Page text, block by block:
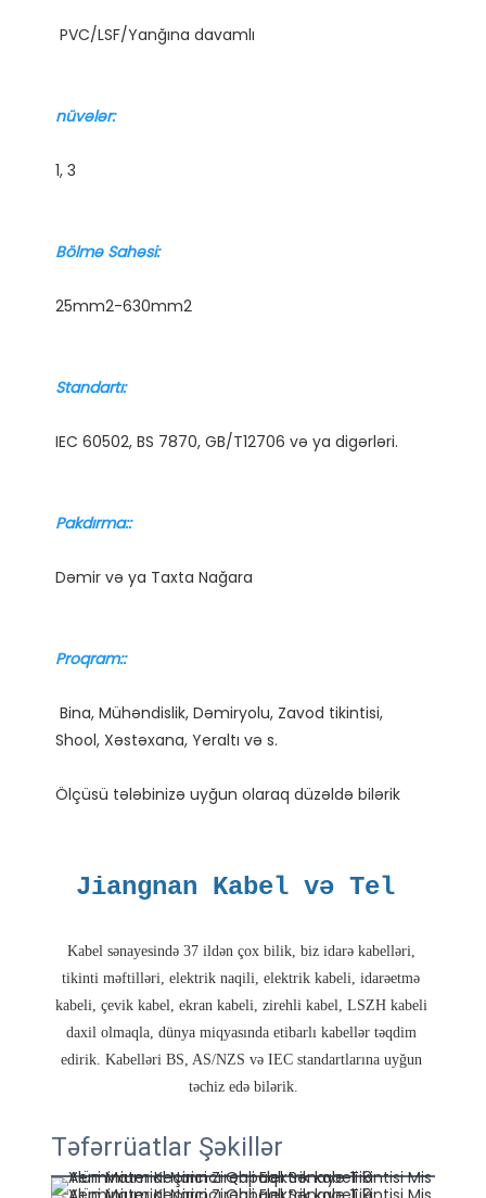
Proqram::
Bina, Mühəndislik, Dəmiryolu, Zavod tikintisi,
Kabel sənayesində 37 ildən çox bilik, biz idarə kabelləri,
tikinti məftilləri, elektrik naqili, elektrik kabeli, idarəetmə
kabeli, çevik kabel, ekran kabeli, zirehli kabel, LSZH kabeli
daxil olmaqla, dünya miqyasında etibarlı kabellər təqdim
edirik. Kabelləri BS, AS/NZS və IEC standartlarına uyğun
Təfərrüatlar Şəkillər